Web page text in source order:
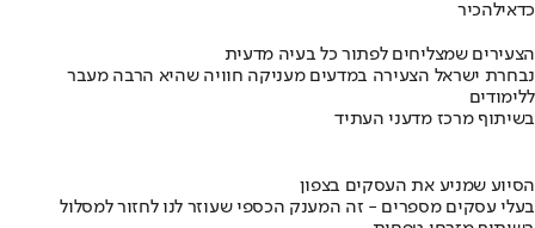
כדאילהכיר
הצעירים שמצליחים לפתור כל בעיה מדעית
נבחרת ישראל הצעירה במדעים מעניקה חוויה שהיא הרבה מעבר
ללימודים
בשיתוף מרכז מדעני העתיד
הסיוע שמניע את העסקים בצפון
בעלי עסקים מספרים - זה המענק הכספי שעוזר לנו לחזור למסלול